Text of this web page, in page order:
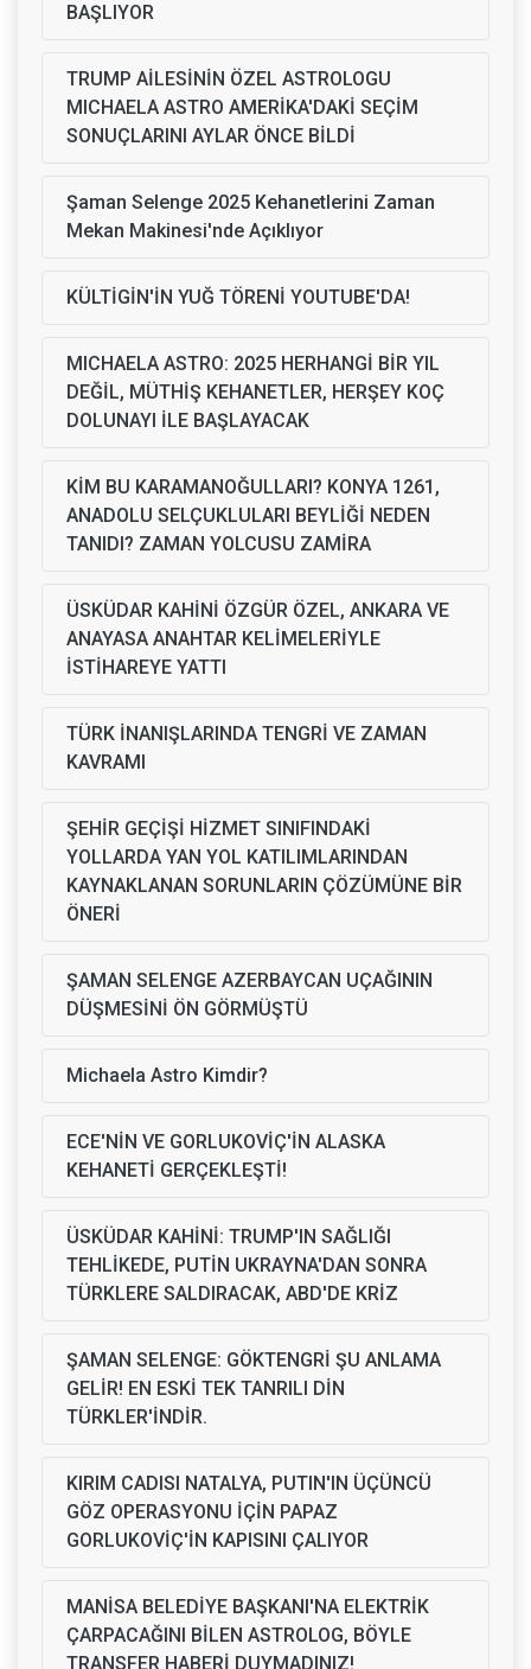
BAŞLIYOR
TRUMP AİLESİNİN ÖZEL ASTROLOGU
MICHAELA ASTRO AMERİKA'DAKİ SEÇİM
SONUÇLARINI AYLAR ÖNCE BİLDİ
Şaman Selenge 2025 Kehanetlerini Zaman
Mekan Makinesi'nde Açıklıyor
KÜLTİGİN'İN YUĞ TÖRENİ YOUTUBE'DA!
MICHAELA ASTRO: 2025 HERHANGİ BİR YIL
DEĞİL, MÜTHİŞ KEHANETLER, HERŞEY KOÇ
DOLUNAYI İLE BAŞLAYACAK
KİM BU KARAMANOĞULLARI? KONYA 1261,
ANADOLU SELÇUKLULARI BEYLİĞİ NEDEN
TANIDI? ZAMAN YOLCUSU ZAMİRA
ÜSKÜDAR KAHİNİ ÖZGÜR ÖZEL, ANKARA VE
ANAYASA ANAHTAR KELİMELERİYLE
İSTİHAREYE YATTI
TÜRK İNANIŞLARINDA TENGRİ VE ZAMAN
KAVRAMI
ŞEHİR GEÇİŞİ HİZMET SINIFINDAKİ
YOLLARDA YAN YOL KATILIMLARINDAN
KAYNAKLANAN SORUNLARIN ÇÖZÜMÜNE BİR
ÖNERİ
ŞAMAN SELENGE AZERBAYCAN UÇAĞININ
DÜŞMESİNİ ÖN GÖRMÜŞTÜ
Michaela Astro Kimdir?
ECE'NİN VE GORLUKOVİÇ'İN ALASKA
KEHANETİ GERÇEKLEŞTİ!
ÜSKÜDAR KAHİNİ: TRUMP'IN SAĞLIĞI
TEHLİKEDE, PUTİN UKRAYNA'DAN SONRA
TÜRKLERE SALDIRACAK, ABD'DE KRİZ
ŞAMAN SELENGE: GÖKTENGRİ ŞU ANLAMA
GELİR! EN ESKİ TEK TANRILI DİN
TÜRKLER'İNDİR.
KIRIM CADISI NATALYA, PUTIN'IN ÜÇÜNCÜ
GÖZ OPERASYONU İÇİN PAPAZ
GORLUKOVİÇ'İN KAPISINI ÇALIYOR
MANİSA BELEDİYE BAŞKANI'NA ELEKTRİK
ÇARPACAĞINI BİLEN ASTROLOG, BÖYLE
TRANSFER HABERİ DUYMADINIZ!